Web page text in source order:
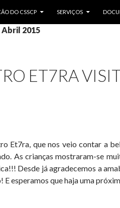
DO CSSCP
SERVIÇOS
2015
ET7RA
Et7ra, que nos veio contar a
As crianças mostraram-se
Desde já agradecemos a
esperamos que haja uma